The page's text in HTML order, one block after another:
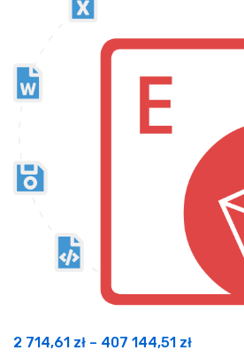
2 714,61 zł – 407 144,51 złZakres